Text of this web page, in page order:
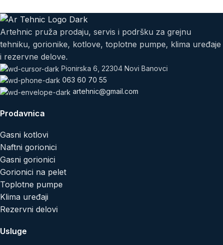
Artehnic pruža prodaju, servis i podršku za grejnu
tehniku, gorionike, kotlove, toplotne pumpe, klima uređaje
i rezervne delove.
Pionirska 6, 22304 Novi Banovci
063 60 70 55
artehnic@gmail.com
Prodavnica
Gasni kotlovi
Naftni gorionici
Gasni gorionici
Gorionici na pelet
Toplotne pumpe
Klima uređaji
Rezervni delovi
Usluge